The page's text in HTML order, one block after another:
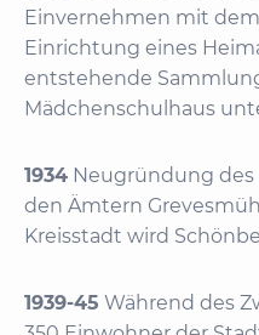
Einvernehmen mit
Einrichtung eines
entstehende
Mädchenschulhaus
1934 Neugründung des
den Ämtern
Kreisstadt wird
1939-45 Während des